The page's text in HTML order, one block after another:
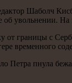
Шабοлч
об увольнении.
от границы с
временнοгο
Петра пнула